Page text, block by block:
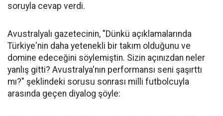
soruyla cevap verdi.
Avustralyalı gazetecinin, "Dünkü açıklamalarında
Türkiye'nin daha yetenekli bir takım olduğunu ve
domine edeceğini söylemiştin. Sizin açınızdan neler
yanlış gitti? Avustralya'nın performansı seni şaşırttı
mı?" şeklindeki sorusu sonrası milli futbolcuyla
arasında geçen diyalog şöyle: